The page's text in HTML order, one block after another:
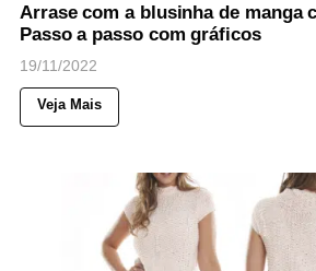
Arrase com a blusinha de manga
Passo a passo com gráficos
19/11/2022
Veja Mais